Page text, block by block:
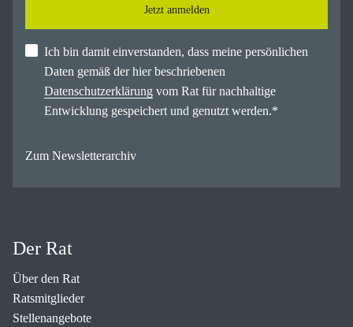
Jetzt anmelden
Ich bin damit einverstanden, dass meine persönlichen
Daten gemäß der hier beschriebenen
Datenschutzerklärung vom Rat für nachhaltige
Entwicklung gespeichert und genutzt werden.*
Zum Newsletterarchiv
Der Rat
Über den Rat
Ratsmitglieder
Stellenangebote